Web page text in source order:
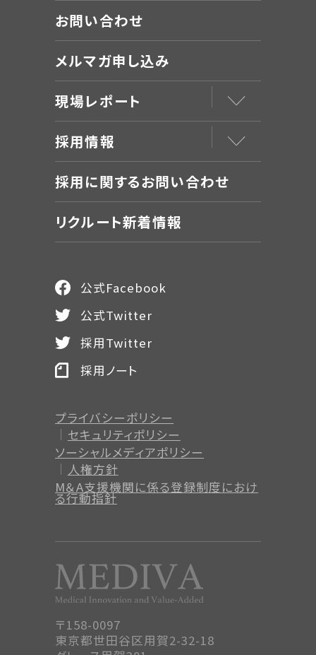
お問い合わせ
メルマガ申し込み
現場レポート
採用情報
採用に関するお問い合わせ
リクルート新着情報
〒158-0097
東京都世田谷区用賀2-32-18
プライバシーポリシー
セキュリティポリシー
ソーシャルメディアポリシー
人権方針
M＆A支援機関に係る登録制度におけ
る行動指針
公式Facebook
公式Twitter
採用Twitter
採用ノート